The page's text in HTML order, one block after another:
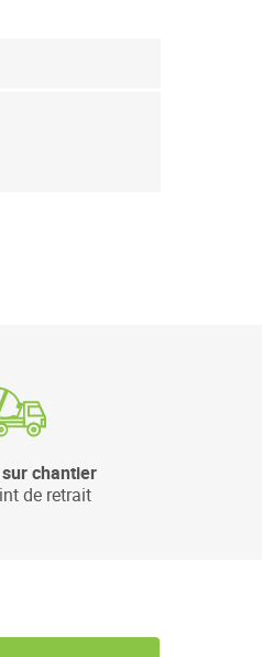
chantier
de retrait